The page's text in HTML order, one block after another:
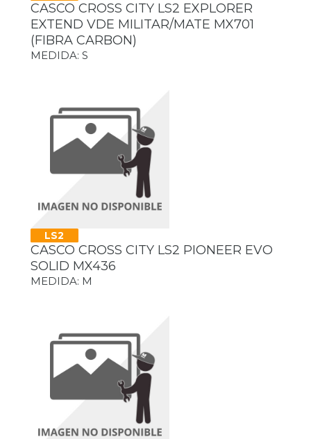
CASCO CROSS CITY LS2 EXPLORER
EXTEND VDE MILITAR/MATE MX701
(FIBRA CARBON)
MEDIDA: S
LS2
CASCO CROSS CITY LS2 PIONEER EVO
SOLID MX436
MEDIDA: M